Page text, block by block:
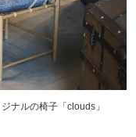
ナルの椅子「clouds」